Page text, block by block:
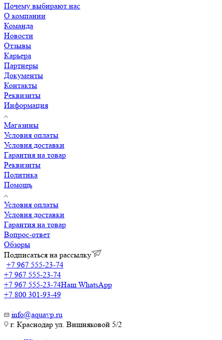
Почему выбирают нас
О компании
Команда
Новости
Отзывы
Карьера
Партнеры
Документы
Контакты
Реквизиты
Информация
Магазины
Условия оплаты
Условия доставки
Гарантия на товар
Реквизиты
Политика
Помощь
Условия оплаты
Условия доставки
Гарантия на товар
Вопрос-ответ
Обзоры
Подписаться на рассылку
+7 967 555-23-74
+7 967 555-23-74
+7 967 555-23-74Наш WhatsApp
+7 800 301-93-49
info@aquavp.ru
г. Краснодар ул. Вишняковой 5/2